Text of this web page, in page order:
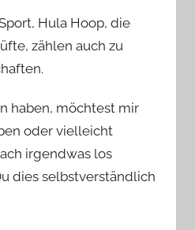
Hula Hoop, die
zählen auch zu
haben, möchtest mir
oder vielleicht
irgendwas los
dies selbstverständlich